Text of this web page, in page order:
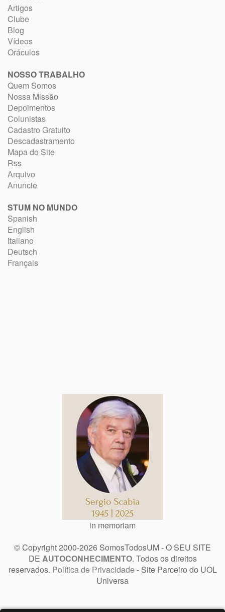
Artigos
Clube
Blog
Vídeos
Oráculos
NOSSO TRABALHO
Quem Somos
Nossa Missão
Depoimentos
Colunistas
Cadastro Gratuito
Descadastramento
Mapa do Site
Rss
Arquivo
Anuncie
STUM NO MUNDO
Spanish
English
Italiano
Deutsch
Français
in memoriam
© Copyright 2000-2026 SomosTodosUM - O SEU SITE
DE AUTOCONHECIMENTO. Todos os direitos
reservados. Política de Privacidade - Site Parceiro do UOL
Universa